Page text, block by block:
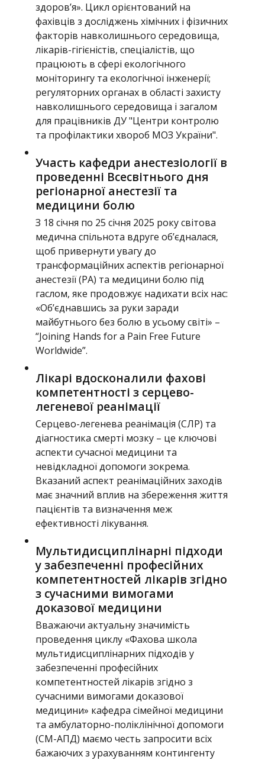
здоров’я». Цикл орієнтований на
фахівців з досліджень хімічних і фізичних
факторів навколишнього середовища,
лікарів-гігієністів, спеціалістів, що
працюють в сфері екологічного
моніторингу та екологічної інженерії;
регуляторних органах в області захисту
навколишнього середовища і загалом
для працівників ДУ "Центри контролю
та профілактики хвороб МОЗ України".
Участь кафедри анестезіології в
проведенні Всесвітнього дня
регіонарної анестезії та
медицини болю
З 18 січня по 25 січня 2025 року світова
медична спільнота вдруге об’єдналася,
щоб привернути увагу до
трансформаційних аспектів регіонарної
анестезії (РА) та медицини болю під
гаслом, яке продовжує надихати всіх нас:
«Об’єднавшись за руки заради
майбутнього без болю в усьому світі» –
“Joining Hands for a Pain Free Future
Worldwide”.
Лікарі вдосконалили фахові
компетентності з серцево-
легеневої реанімації
Серцево-легенева реанімація (СЛР) та
діагностика смерті мозку – це ключові
аспекти сучасної медицини та
невідкладної допомоги зокрема.
Вказаний аспект реанімаційних заходів
має значний вплив на збереження життя
пацієнтів та визначення меж
ефективності лікування.
Мультидисциплінарні підходи
у забезпеченні професійних
компетентностей лікарів згідно
з сучасними вимогами
доказової медицини
Вважаючи актуальну значимість
проведення циклу «Фахова школа
мультидисциплінарних підходів у
забезпеченні професійних
компетентностей лікарів згідно з
сучасними вимогами доказової
медицини» кафедра сімейної медицини
та амбулаторно-поліклінічної допомоги
(СМ-АПД) маємо честь запросити всіх
бажаючих з урахуванням контингенту